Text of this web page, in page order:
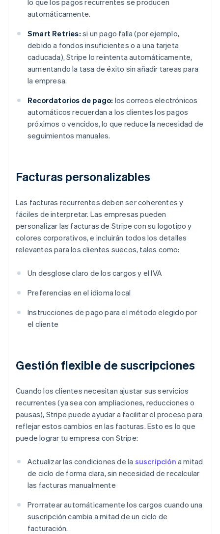
lo que los pagos recurrentes se producen
automáticamente.
Smart Retries: si un pago falla (por ejemplo,
debido a fondos insuficientes o a una tarjeta
caducada), Stripe lo reintenta automáticamente,
aumentando la tasa de éxito sin añadir tareas para
la empresa.
Recordatorios de pago: los correos electrónicos
automáticos recuerdan a los clientes los pagos
próximos o vencidos, lo que reduce la necesidad de
seguimientos manuales.
Facturas personalizables
Las facturas recurrentes deben ser coherentes y
fáciles de interpretar. Las empresas pueden
personalizar las facturas de Stripe con su logotipo y
colores corporativos, e incluirán todos los detalles
relevantes para los clientes suecos, tales como:
Un desglose claro de los cargos y el IVA
Preferencias en el idioma local
Instrucciones de pago para el método elegido por
el cliente
Gestión flexible de suscripciones
Cuando los clientes necesitan ajustar sus servicios
recurrentes (ya sea con ampliaciones, reducciones o
pausas), Stripe puede ayudar a facilitar el proceso para
reflejar estos cambios en las facturas. Esto es lo que
puede lograr tu empresa con Stripe:
Actualizar las condiciones de la suscripción a mitad
de ciclo de forma clara, sin necesidad de recalcular
las facturas manualmente
Prorratear automáticamente los cargos cuando una
suscripción cambia a mitad de un ciclo de
facturación.